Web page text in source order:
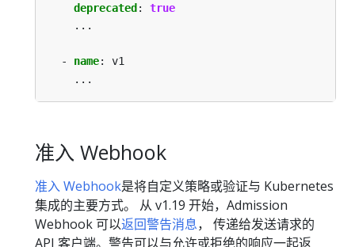
deprecated :
true
...
- name:
v1
...
准入 Webhook
准入 Webhook是将自定义策略或验证与 Kubernetes
集成的主要方式。 从 v1.19 开始，Admission
Webhook 可以返回警告消息， 传递给发送请求的
API 客户端。警告可以与允许或拒绝的响应一起返